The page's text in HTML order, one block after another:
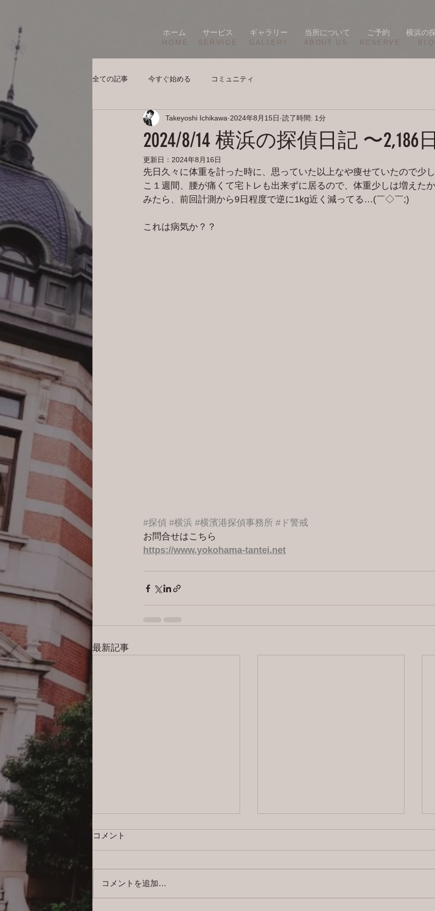
ホーム サービス ギャラリー 当所について ご予約 横浜の
HOME SERVICE ​GALLERY ​ABOUT US RESERVE
全ての記事 今すぐ始める コミュニティ
2024/8/14 横浜の探偵日記 〜2,186
Takeyoshi Ichikawa 2024年8月15日 読了時間: 1分
更新日： 2024年8月16日
先日久々に体重を計った時に、思っていた以上なや痩せていたので少
こ１週間、腰が痛くて宅トレも出来ずに居るので、体重少しは増えた
みたら、前回計測から9日程度で逆に1kg近く減ってる…(￣◇￣;)
これは病気か？？
#探偵 #横浜 #横濱港探偵事務所 #ド警戒
お問合せはこちら
https://www.yokohama-tantei.net
最新記事
コメント
コメントを追加…